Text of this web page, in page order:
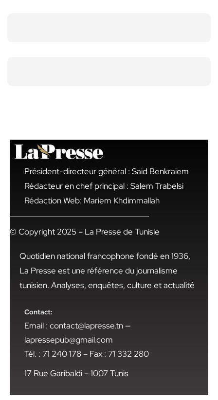
Président-directeur général : Said Benkraiem
Rédacteur en chef principal : Salem Trabelsi
Rédaction Web: Mariem Khdimmallah
© Copyright 2025 – La Presse de Tunisie
Quotidien national francophone fondé en 1936,
La Presse est une référence du journalisme
tunisien. Analyses, enquêtes, culture et actualité
Contact:
Email : contact@lapresse.tn —
lapressepub@gmail.com
Tél. : 71 240 178 – Fax : 71 332 280
17 Rue Garibaldi – 1007 Tunis